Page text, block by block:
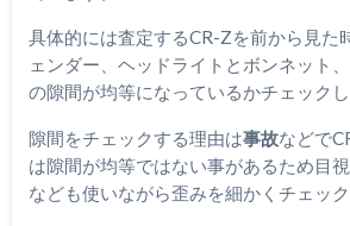
具体的には査定するCR-Zを前から見た
ェンダー、ヘッドライトとボンネット
の隙間が均等になっているかチェックし
隙間をチェックする理由は事故などで
は隙間が均等ではない事があるため目
なども使いながら歪みを細かくチェック